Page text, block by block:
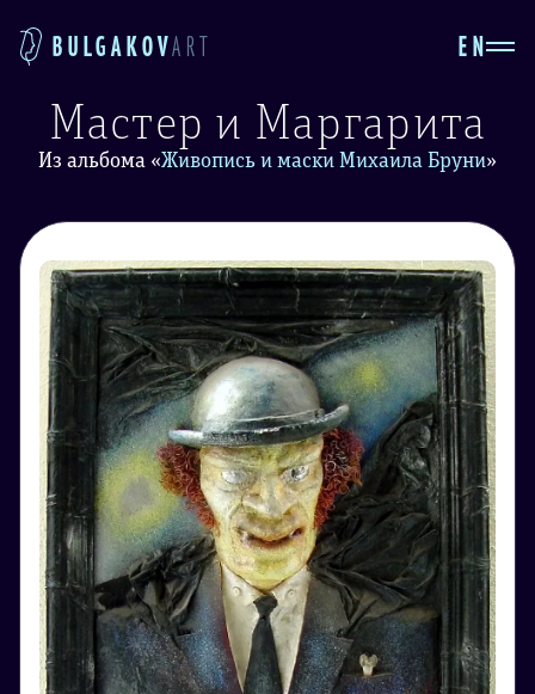
BULGAKOVART EN
Мастер и Маргарита
Из альбома «Живопись и маски Михаила Бруни»